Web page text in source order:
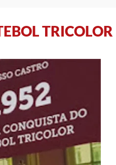
TRICOLOR